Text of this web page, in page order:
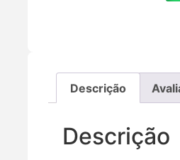
Descrição
Descrição